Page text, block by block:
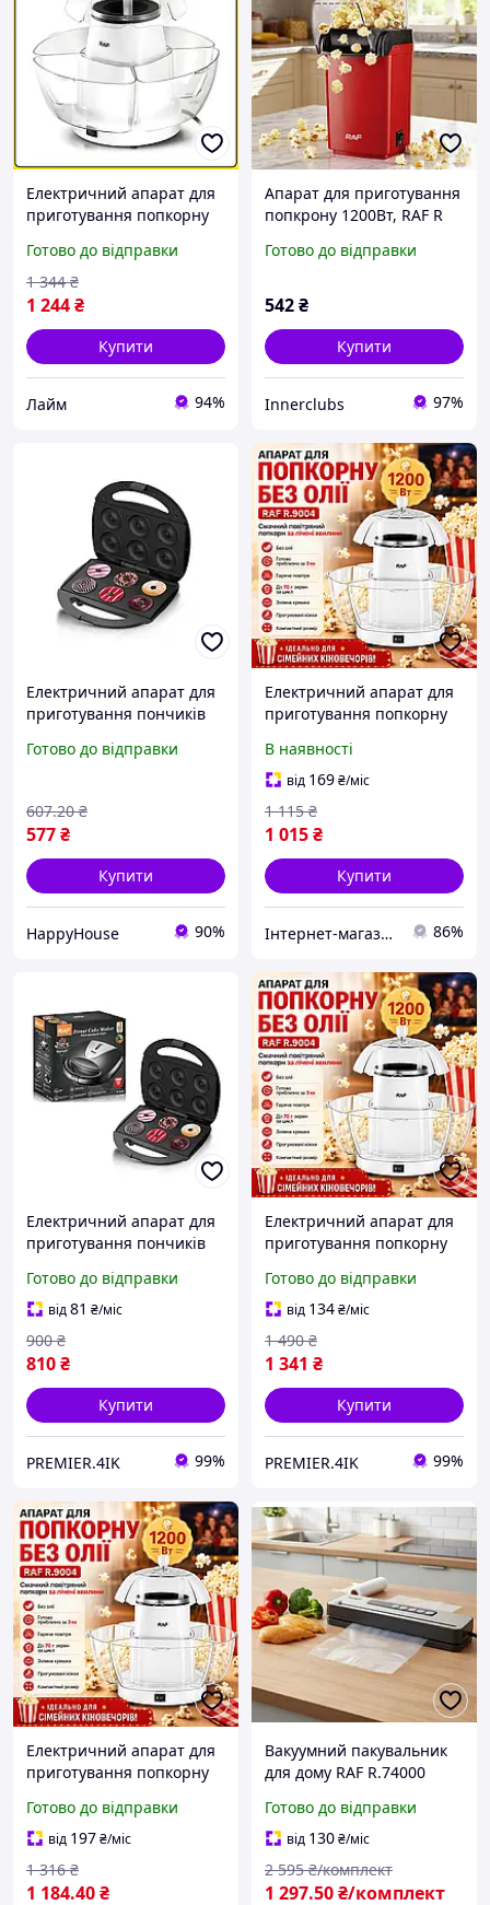
Електричний апарат для
приготування попкорну
Готово до відправки
1 244₴
1 344 ₴
Купити
Лайм 94%
Апарат для приготування
попкрону 1200Вт, RAF R
Готово до відправки
542₴
Купити
Innerclubs 97%
Електричний апарат для
приготування пончиків
HP227
Готово до відправки
577₴
607.20 ₴
Купити
HappyHouse 90%
Електричний апарат для
приготування попкорну
В наявності
від 169₴/міс
1 015₴
1 115 ₴
Купити
Інтернет-магазин "AVEON" - товари для всієї родини! Найнижчі ціни! 86%
Електричний апарат для
приготування пончиків
хлібопічка на 6 пончиків
Готово до відправки
від81 ₴/міс
810₴
900 ₴
Купити
PREMIER.4IK 99%
Електричний апарат для
приготування попкорну
Готово до відправки
від 134₴/міс
1 341 ₴
1 490 ₴
Купити
PREMIER.4IK 99%
Електричний апарат для
приготування попкорну
Готово до відправки
від 197₴/міс
1 184.40₴
1 316 ₴
Вакуумний пакувальник
для дому RAF R.74000
зберігання свіжих
продуктів Апарат для
вакуумного пакування
Готово до відправки
від 130₴/міс
1 297.50₴/комплект
2 595 ₴/комплект